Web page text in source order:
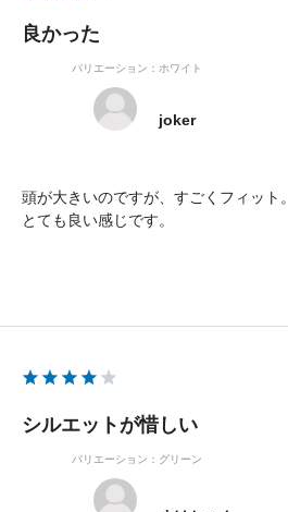
良かった
バリエーション：ホワイト
joker
頭が大きいのですが、すごくフィット。
とても良い感じです。
シルエットが惜しい
バリエーション：グリーン